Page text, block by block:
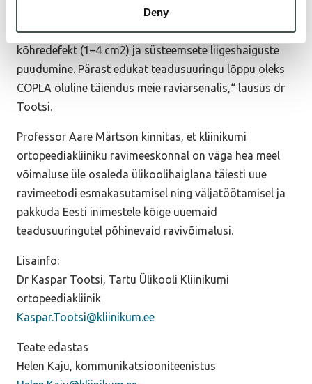
Deny
kahe aasta jooksul. „Peamisteks näitajateks, mille
põhjal patsiendid valitakse, on üksik fokaalne
kõhredefekt (1–4 cm2) ja süsteemsete liigeshaiguste
puudumine. Pärast edukat teadusuuringu lõppu oleks
COPLA oluline täiendus meie raviarsenalis,“ lausus dr
Tootsi.
Professor Aare Märtson kinnitas, et kliinikumi
ortopeediakliiniku ravimeeskonnal on väga hea meel
võimaluse üle osaleda ülikoolihaiglana täiesti uue
ravimeetodi esmakasutamisel ning väljatöötamisel ja
pakkuda Eesti inimestele kõige uuemaid
teadusuuringutel põhinevaid ravivõimalusi.
Lisainfo:
Dr Kaspar Tootsi, Tartu Ülikooli Kliinikumi
ortopeediakliinik
Kaspar.Tootsi@kliinikum.ee
Teate edastas
Helen Kaju, kommunikatsiooniteenistus